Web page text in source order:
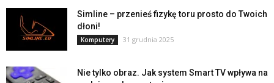
Simline – przenieś fizykę toru prosto do Twoich
dłoni!
Komputery 31 grudnia 2025
Nie tylko obraz. Jak system Smart TV wpływa na